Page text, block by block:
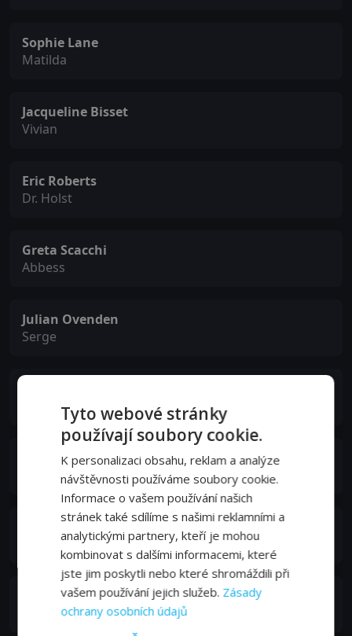
Sophie Lane
Matilda
Jacqueline Bisset
Vivian
Eric Roberts
Dr. Holst
Greta Scacchi
Abbess
Julian Ovenden
Serge
Dr. Edwards
Til Schweiger
Waiter London Restaurant
Joplin Sibtain
Mickey
Claire Forlani
Headmistress
Tyto webové stránky
používají soubory cookie.
K personalizaci obsahu, reklam a analýze
návštěvnosti používáme soubory cookie.
Informace o vašem používání našich
stránek také sdílíme s našimi reklamními a
analytickými partnery, kteří je mohou
kombinovat s dalšími informacemi, které
jste jim poskytli nebo které shromáždili při
vašem používání jejich služeb. Zásady
ochrany osobních údajů